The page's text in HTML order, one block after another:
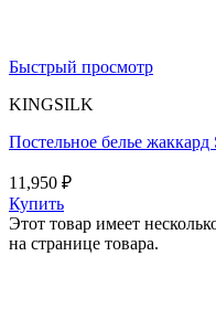
Быстрый просмотр
KINGSILK
Постельное белье жаккард
11,950 ₽
Купить
Этот товар имеет
на странице товара.